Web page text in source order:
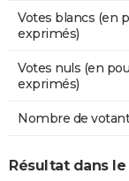
Votes blancs (en
exprimés)
Votes nuls (en
exprimés)
Nombre de
Résultat dans